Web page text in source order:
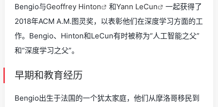
Bengio与Geoffrey Hinton 和Yann LeCun
一起获得了
2018年ACM A.M.图灵奖，以表彰他们在深度学习方面的工
作。Bengio、Hinton和LeCun有时被称为“人工智能之父”
和“深度学习之父”。
早期和教育经历
Bengio出生于法国的一个犹太家庭，他们从摩洛哥移民到